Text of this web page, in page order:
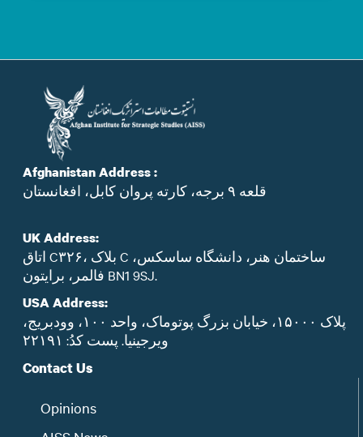
Afghanistan Address :
قلعه ۹ برجه، کارته پروان کابل، افغانستان
UK Address:
اتاق C۳۲۶، بلاک C ساختمان هنر، دانشگاه ساسکس،
فالمر، برایتون BN1 9SJ.
USA Address:
پلاک ۱۵۰۰۰، خیابان بزرگ پوتوماک، واحد ۱۰۰، وودبریج،
ویرجینیا. پست‌ کدُ: ۲۲۱۹۱
Contact Us
Opinions